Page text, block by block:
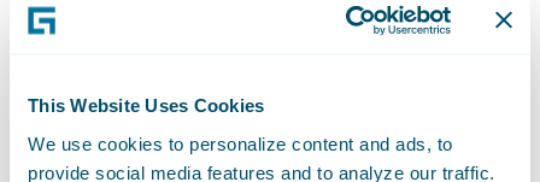
This Website Uses Cookies
We use cookies to personalize content and ads, to
provide social media features and to analyze our traffic.
Einrichtung und Ausbau eines auf Guidewire
stetig steigenden Zahl an geschulten und
zertifizierten Guidewire-Spezialisten